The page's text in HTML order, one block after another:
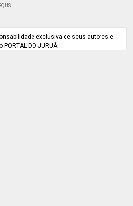
exclusiva de seus autores e
DO JURUÁ;